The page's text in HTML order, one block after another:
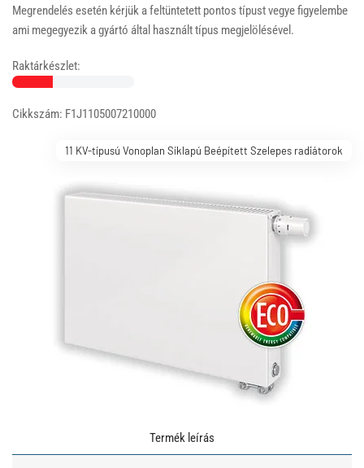
Megrendelés esetén kérjük a feltüntetett pontos típust vegye figyelembe
ami megegyezik a gyártó által használt típus megjelölésével.
Raktárkészlet:
Cikkszám: F1J1105007210000
11 KV-típusú Vonoplan Síklapú Beépített Szelepes radiátorok
Termék leírás